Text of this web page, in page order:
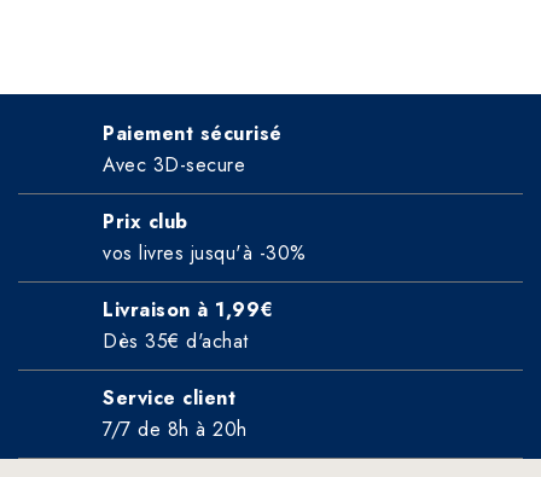
Paiement sécurisé
Avec 3D-secure
Prix club
vos livres jusqu'à -30%
Livraison à 1,99€
Dès 35€ d'achat
Service client
7/7 de 8h à 20h